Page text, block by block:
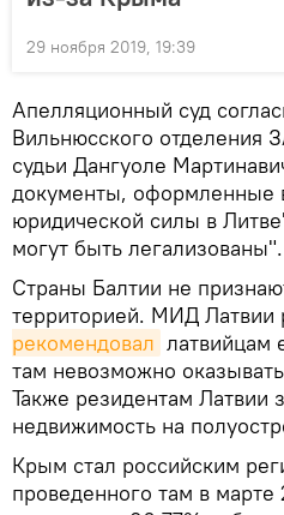
29 ноября 2019, 19:39
Апелляционный суд
Вильнюсского отделения
судьи Дангуоле
документы, оформленные
юридической силы в
могут быть легализованы".
Страны Балтии не
территорией. МИД Латвии
рекомендовал латвийцам
там невозможно
Также резидентам Латвии
недвижимость на
Крым стал российским
проведенного там в